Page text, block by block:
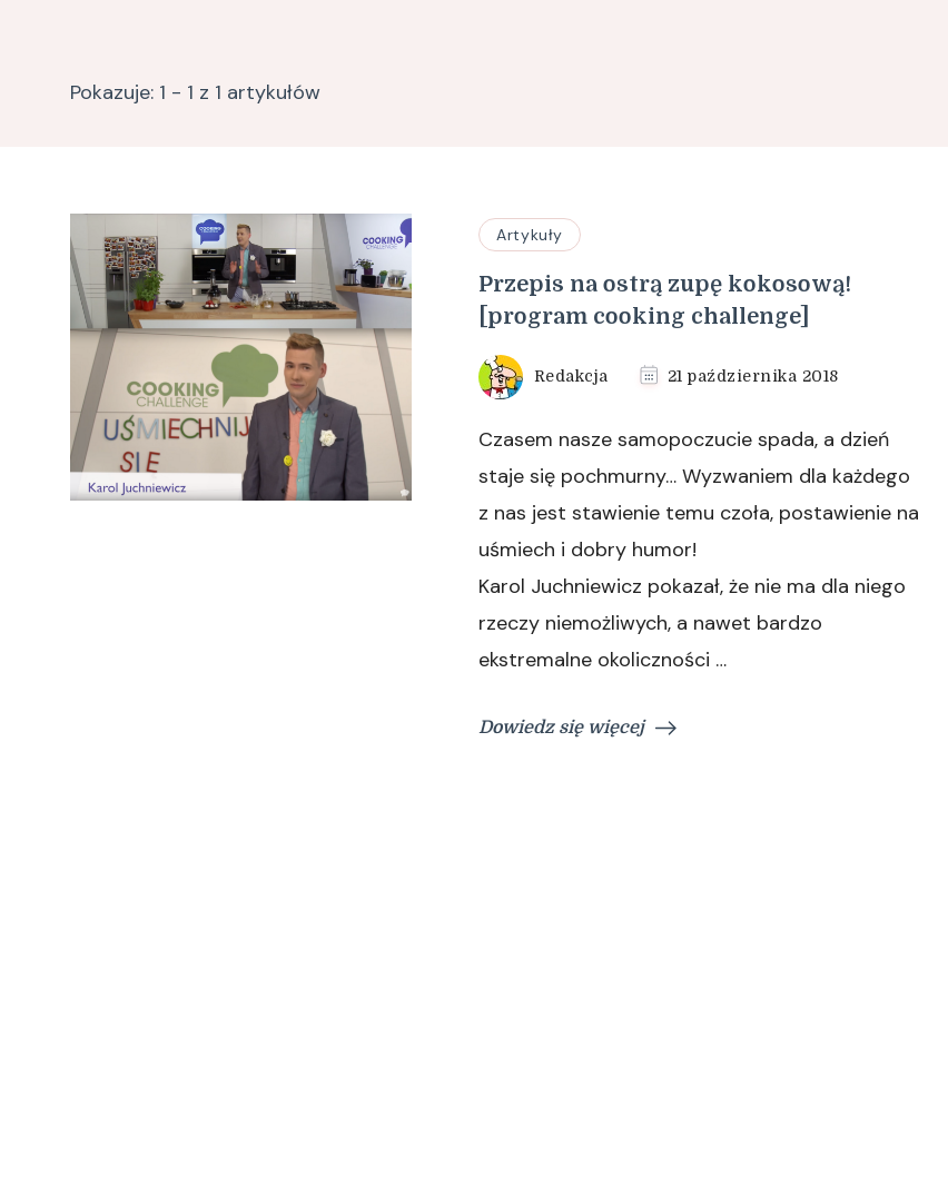
Pokazuje: 1 - 1 z 1 artykułów
Artykuły
Przepis na ostrą zupę kokosową!
[program cooking challenge]
Redakcja 21 października 2018
Czasem nasze samopoczucie spada, a dzień
staje się pochmurny… Wyzwaniem dla każdego
z nas jest stawienie temu czoła, postawienie na
uśmiech i dobry humor!
Karol Juchniewicz pokazał, że nie ma dla niego
rzeczy niemożliwych, a nawet bardzo
ekstremalne okoliczności …
Dowiedz się więcej